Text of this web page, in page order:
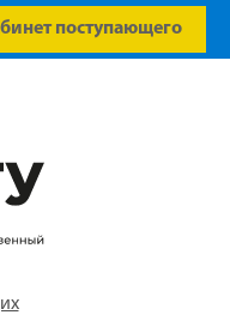
поступающего